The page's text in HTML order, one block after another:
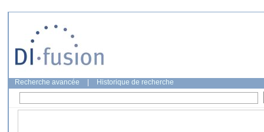
Recherche avancée Historique de recherche